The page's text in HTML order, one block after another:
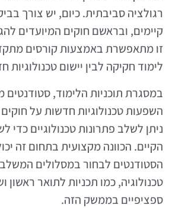
רגולציה סביבתית. כיום, יש צורך
קיימים, ובראשם חוקים המיועדים
זו מתאפשרת באמצעות קורסים
לימוד חקיקה לבין יישום טכנולוגיות
במסגרת תוכניות הלימוד, סטודנטים
השפעות טכנולוגיות חדשות על
ניתן לשלב פתרונות טכנולוגיים
הקיים. הכוונה מקצועית בתחום זה
הסטודנטים לבחור במסלולים
טכנולוגיה, כמו תכניות לתואר ראשון
ספציפיים בממשק הזה.